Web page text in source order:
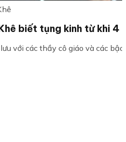
biết tụng kinh từ khi 4
với các thầy cô giáo và các